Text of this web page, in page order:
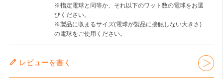
※指定電球と同等か、それ以下のワット数の電球をお選
びください。
※製品に収まるサイズ(電球が製品に接触しない大きさ)
の電球をご使用ください。
レビューを書く